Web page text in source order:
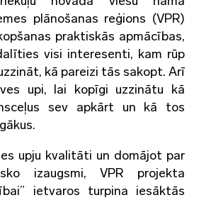
plānošanas reģions (VPR)
praktiskās apmācības,
visi interesenti, kam rūp
kā pareizi tās sakopt. Arī
upi, lai kopīgi uzzinātu kā
sev apkārt un kā tos
upju kvalitāti un domājot par
izaugsmi, VPR projekta
ietvaros turpina iesāktās